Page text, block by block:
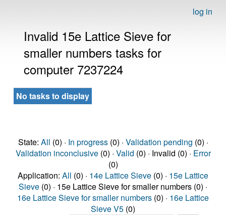
log in
Invalid 15e Lattice Sieve for
smaller numbers tasks for
computer 7237224
No tasks to display
State: All (0) · In progress(0) · Validation pending (0) ·
Validation inconclusive(0) · Valid (0) · Invalid (0) · Error
(0)
Application: All (0) · 14e Lattice Sieve (0) · 15e Lattice
Sieve (0) · 15e Lattice Sieve for smaller numbers (0) ·
16e Lattice Sieve for smaller numbers (0) · 16e Lattice
Sieve V5 (0)